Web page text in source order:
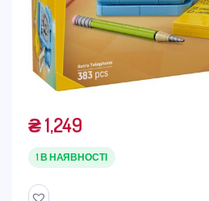
₴1,249
1 В НАЯВНОСТІ